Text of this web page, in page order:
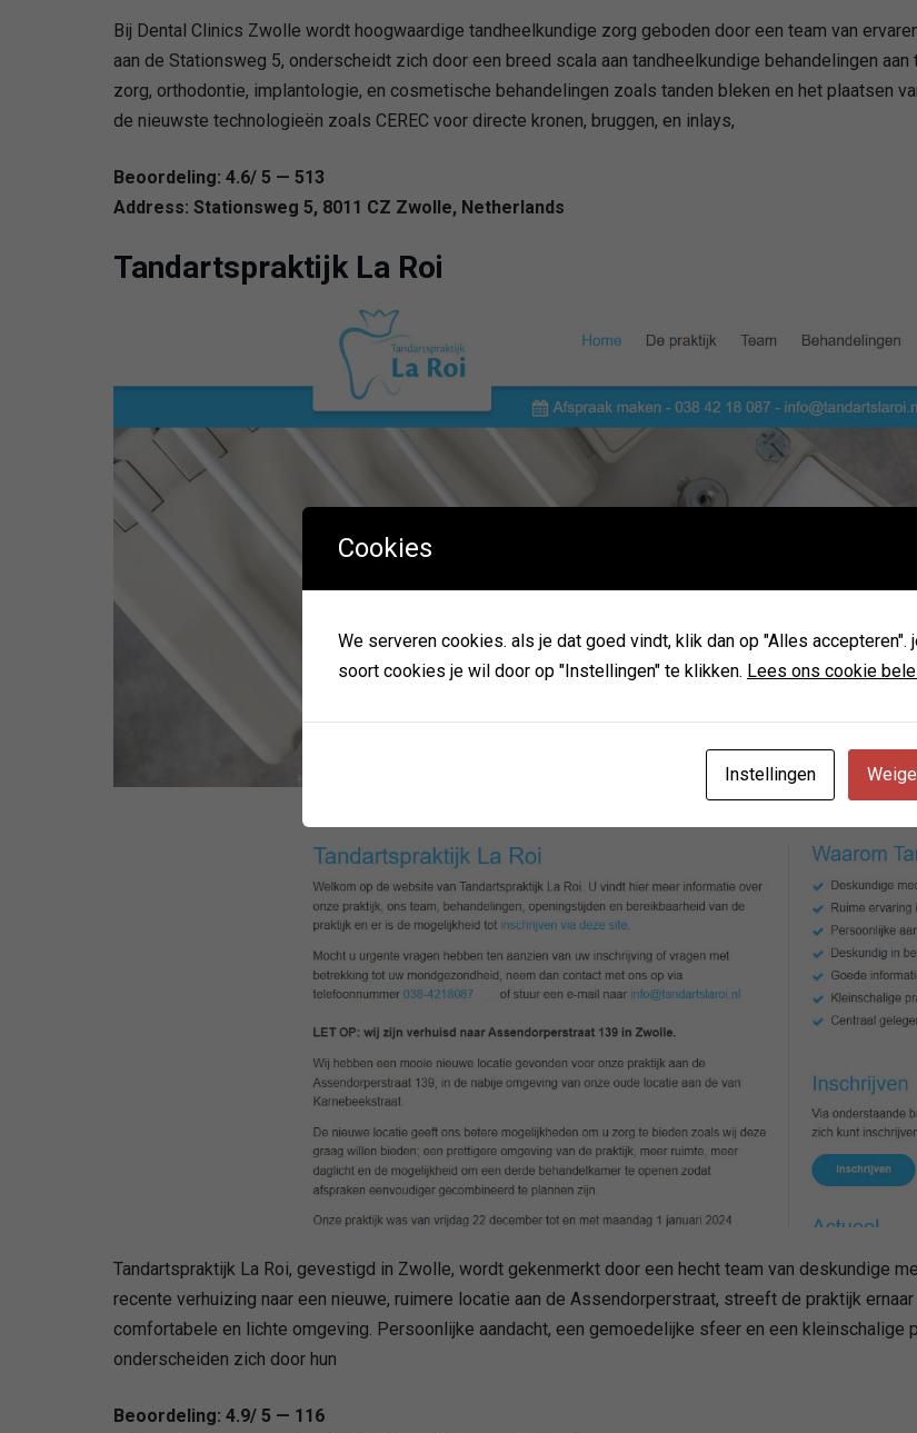
Bij Dental Clinics Zwolle wordt hoogwaardige tandheelkundige zorg geboden door een team van
aan de Stationsweg 5, onderscheidt zich door een breed scala aan tandheelkundige behandelingen
zorg, orthodontie, implantologie, en cosmetische behandelingen zoals tanden bleken en het plaatsen
de nieuwste technologieën zoals CEREC voor directe kronen, bruggen, en inlays,
Beoordeling: 4.6/ 5 — 513
Address: Stationsweg 5, 8011 CZ Zwolle, Netherlands
Tandartspraktijk La Roi
Tandartspraktijk La Roi, gevestigd in Zwolle, wordt gekenmerkt door een hecht team van deskundige
recente verhuizing naar een nieuwe, ruimere locatie aan de Assendorperstraat, streeft de praktijk
comfortabele en lichte omgeving. Persoonlijke aandacht, een gemoedelijke sfeer en een kleinschalige
onderscheiden zich door hun
Beoordeling: 4.9/ 5 — 116
Cookies
We serveren cookies. als je dat goed vindt, klik dan op "Alles accepteren".
soort cookies je wil door op "Instellingen" te klikken. Lees ons cookie
Instellingen